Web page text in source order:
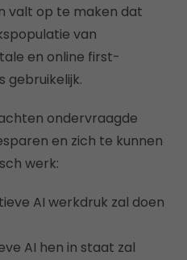
valt op te maken dat
van
en online first-
gebruikelijk.
ondervraagde
en zich te kunnen
werk:
AI werkdruk zal doen
AI hen in staat zal